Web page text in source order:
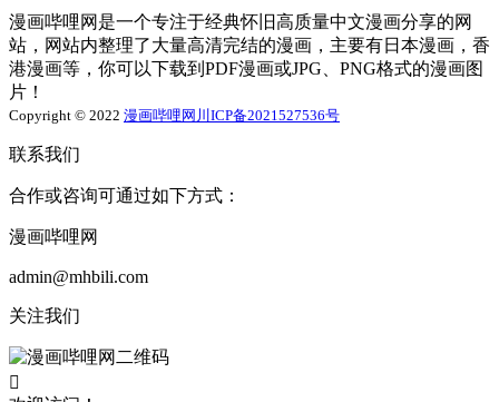
漫画哔哩网是一个专注于经典怀旧高质量中文漫画分享的网
站，网站内整理了大量高清完结的漫画，主要有日本漫画，香
港漫画等，你可以下载到PDF漫画或JPG、PNG格式的漫画图
片！
Copyright © 2022 漫画哔哩网 川ICP备2021527536号
联系我们
合作或咨询可通过如下方式：
漫画哔哩网
admin@mhbili.com
关注我们
